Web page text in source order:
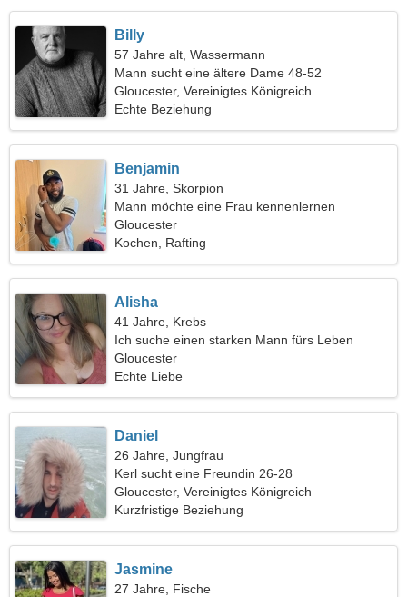
Billy
57 Jahre alt, Wassermann
Mann sucht eine ältere Dame 48-52
Gloucester, Vereinigtes Königreich
Echte Beziehung
Benjamin
31 Jahre, Skorpion
Mann möchte eine Frau kennenlernen
Gloucester
Kochen, Rafting
Alisha
41 Jahre, Krebs
Ich suche einen starken Mann fürs Leben
Gloucester
Echte Liebe
Daniel
26 Jahre, Jungfrau
Kerl sucht eine Freundin 26-28
Gloucester, Vereinigtes Königreich
Kurzfristige Beziehung
Jasmine
27 Jahre, Fische